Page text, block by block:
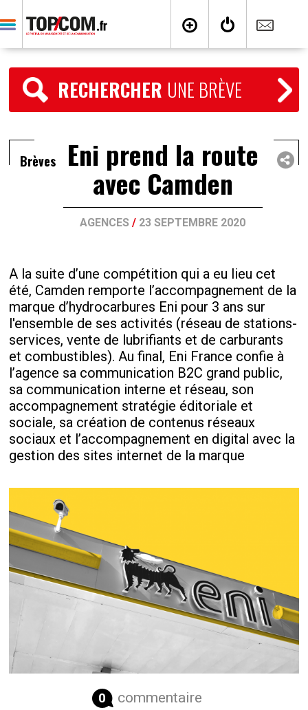
RECHERCHER UNE BRÈVE
Brèves Eni prend la route
avec Camden
AGENCES / 23 SEPTEMBRE 2020
A la suite d’une compétition qui a eu lieu cet
été, Camden remporte l’accompagnement de la
marque d’hydrocarbures Eni pour 3 ans sur
l'ensemble de ses activités (réseau de stations-
services, vente de lubrifiants et de carburants
et combustibles). Au final, Eni France confie à
l’agence sa communication B2C grand public,
sa communication interne et réseau, son
accompagnement stratégie éditoriale et
sociale, sa création de contenus réseaux
sociaux et l’accompagnement en digital avec la
gestion des sites internet de la marque
0 commentaire